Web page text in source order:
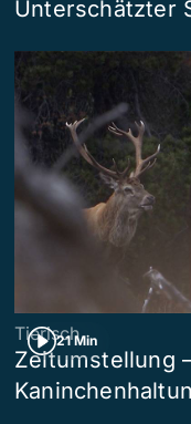
Unterschätzter
21 Min
Tierisch
Zeitumstellung